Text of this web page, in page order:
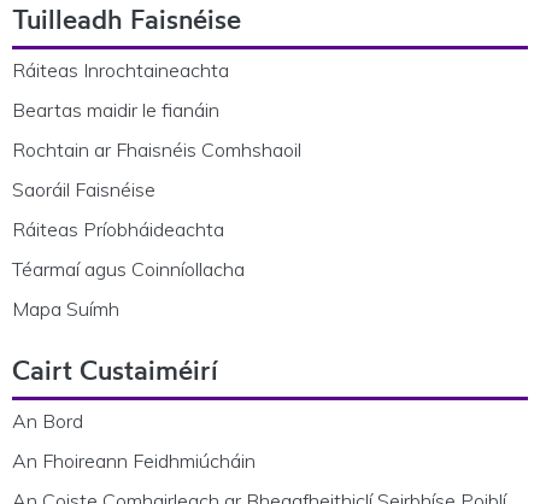
Tuilleadh Faisnéise
Ráiteas Inrochtaineachta
Beartas maidir le fianáin
Rochtain ar Fhaisnéis Comhshaoil
Saoráil Faisnéise
Ráiteas Príobháideachta
Téarmaí agus Coinníollacha
Mapa Suímh
Cairt Custaiméirí
An Bord
An Fhoireann Feidhmiúcháin